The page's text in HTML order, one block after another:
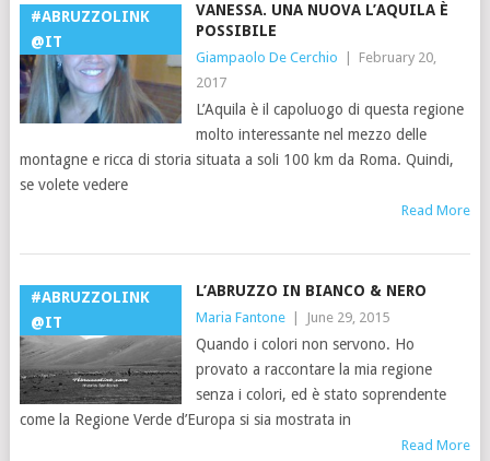
#ABRUZZOLINK
@IT
VANESSA. UNA NUOVA L’AQUILA È
POSSIBILE
Giampaolo De Cerchio
February 20,
2017
L’Aquila è il capoluogo di questa regione
molto interessante nel mezzo delle
montagne e ricca di storia situata a soli 100 km da Roma. Quindi,
se volete vedere
Read More
#ABRUZZOLINK
@IT
L’ABRUZZO IN BIANCO & NERO
Maria Fantone June 29, 2015
Quando i colori non servono. Ho
provato a raccontare la mia regione
senza i colori, ed è stato soprendente
come la Regione Verde d’Europa si sia mostrata in
Read More